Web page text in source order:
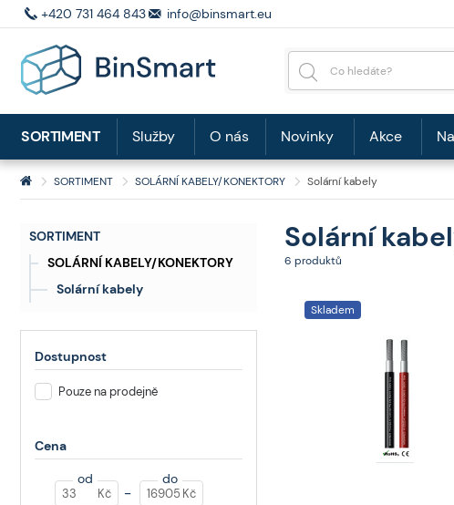
SORTIMENT
SOLÁRNÍ KABELY/KONEKTORY
Solární kabely
Solární
6 produktů
Skladem
Dostupnost
Pouze na prodejně
Cena
od
Kč
-
do
Kč
+420 731 464 843 info@binsmart.eu
SORTIMENT SOLÁRNÍ KABELY/KONEKTORY Solární kabely
SORTIMENT Služby O nás Novinky Akce